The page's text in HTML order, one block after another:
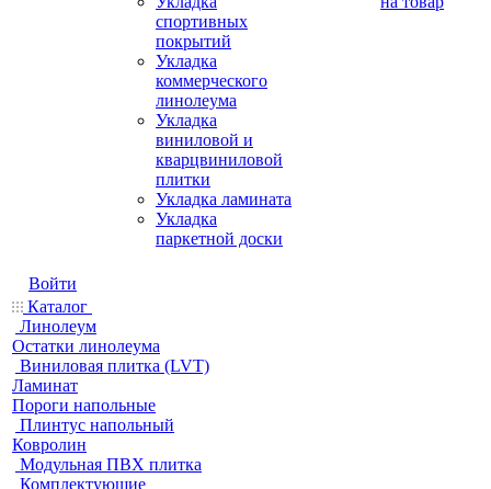
спортивных
покрытий
Укладка
коммерческого
линолеума
Укладка
виниловой и
кварцвиниловой
плитки
Укладка ламината
Укладка
паркетной доски
Войти
Каталог
Линолеум
Остатки линолеума
Виниловая плитка (LVT)
Ламинат
Пороги напольные
Плинтус напольный
Ковролин
Модульная ПВХ плитка
Комплектующие